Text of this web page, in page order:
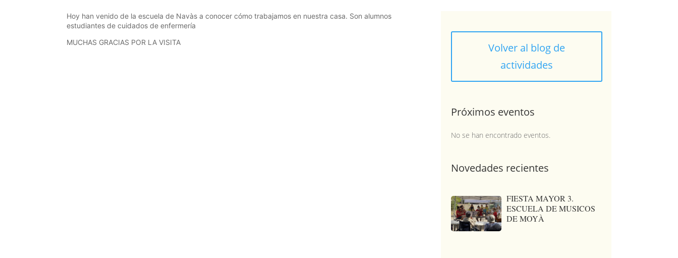
Hoy han venido de la escuela de Navàs a conocer cómo trabajamos en nuestra casa. Son alumnos
estudiantes de cuidados de enfermería
MUCHAS GRACIAS POR LA VISITA
Volver al blog de
actividades
Próximos eventos
No se han encontrado eventos.
Novedades recientes
FIESTA MAYOR 3.
ESCUELA DE MUSICOS
DE MOYÀ